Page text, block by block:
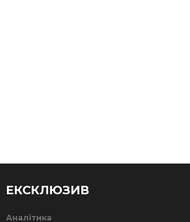
ЕКСКЛЮЗИВ
Аналітика